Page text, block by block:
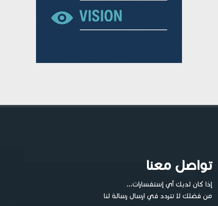
تواصل معنا
إذا كان لديك أي إستفسارات...
من فضلك لا تتردد في ارسال رسالة لنا